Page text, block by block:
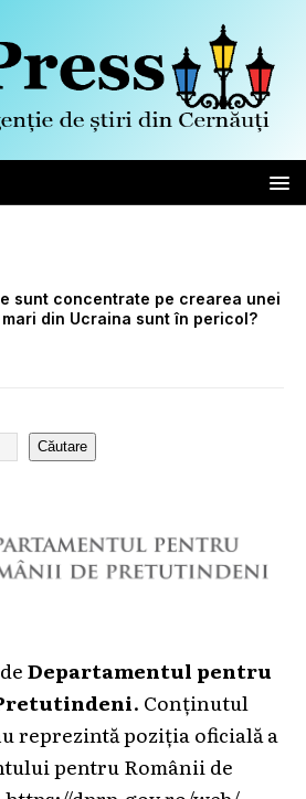
sunt concentrate pe crearea unei
din Ucraina sunt în pericol?
Căutare
Departamentul pentru
. Conținutul
reprezintă poziția oficială a
pentru Românii de